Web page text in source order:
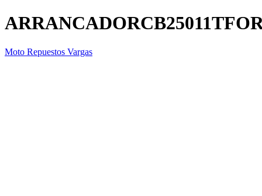
Moto Repuestos Vargas